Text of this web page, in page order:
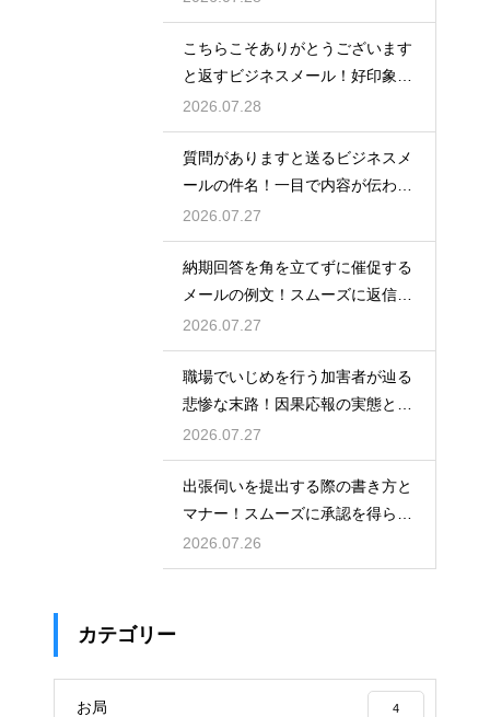
こちらこそありがとうございます
と返すビジネスメール！好印象な
例文
2026.07.28
質問がありますと送るビジネスメ
ールの件名！一目で内容が伝わる
書き方
2026.07.27
納期回答を角を立てずに催促する
メールの例文！スムーズに返信を
もらう術
2026.07.27
職場でいじめを行う加害者が辿る
悲惨な末路！因果応報の実態と身
の守り方
2026.07.27
出張伺いを提出する際の書き方と
マナー！スムーズに承認を得られ
る例文
2026.07.26
カテゴリー
お局 4